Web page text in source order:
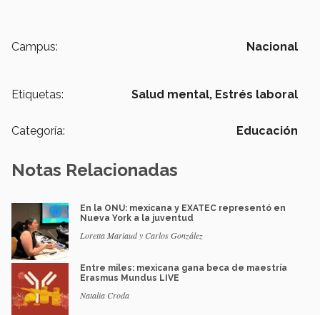
Campus: Nacional
Etiquetas: Salud mental, Estrés laboral
Categoría: Educación
Notas Relacionadas
En la ONU: mexicana y EXATEC representó en
Nueva York a la juventud
Loretta Mariaud y Carlos González
Entre miles: mexicana gana beca de maestría
Erasmus Mundus LIVE
Natalia Croda